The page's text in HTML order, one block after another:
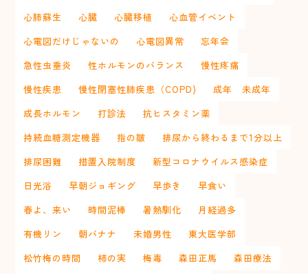
心肺蘇生
心臓 心臓移植
心血管イベント
心電図だけじゃないの
心電図異常
忘年会
急性虫垂炎
性ホルモンのバランス
慢性疼痛
慢性疾患
慢性閉塞性肺疾患（COPD)
成年 未成年
成長ホルモン
打診法
抗ヒスタミン薬
持続血糖測定機器
指の皺
排尿から終わるまで1分以上
排尿困難
措置入院制度
新型コロナウイルス感染症
日光浴
早朝ジョギング 早歩き
早食い
春よ、来い
時間泥棒 暑熱馴化
月経過多
有機リン
朝バナナ 未婚男性
東大医学部
松竹梅の時間
柿の実 梅毒 森田正馬
森田療法